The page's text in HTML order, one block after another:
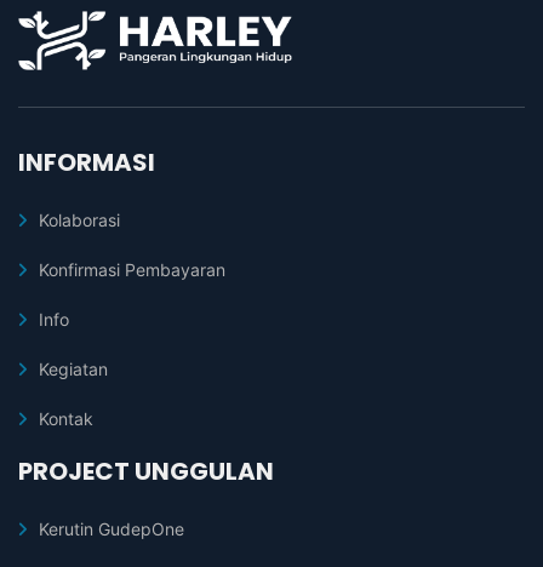
INFORMASI
Kolaborasi
Konfirmasi Pembayaran
Info
Kegiatan
Kontak
PROJECT UNGGULAN
Kerutin GudepOne